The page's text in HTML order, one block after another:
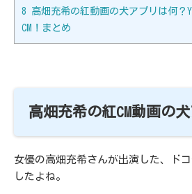
8 高畑充希の紅動画の犬アプリは何？
CM！まとめ
高畑充希の紅CM動画の
女優の高畑充希さんが出演した、ド
したよね。